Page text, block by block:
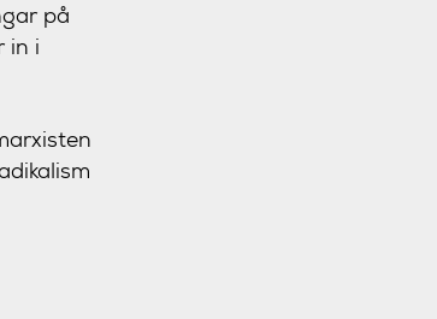
på
in i